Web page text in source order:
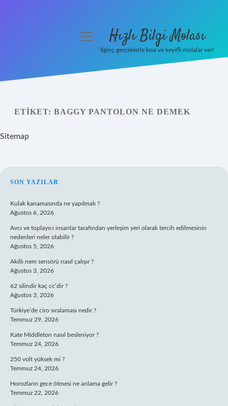
Yasal Uyarı
Hakkımızda
menüyüHızlı Bilgi Molası
İlginç gerçeklerle kısa ve keyifli molalar ver!
ETIKET: BAGGY PANTOLON NE DEMEK
Sitemap
SIDEBAR
SON YAZILAR
Kulak kanamasında ne yapılmalı ?
Ağustos 6, 2026
Avcı ve toplayıcı insanlar tarafından yerleşim yeri olarak tercih edilmesinin
nedenleri neler olabilir ?
Ağustos 5, 2026
Akıllı nem sensörü nasıl çalışır ?
Ağustos 3, 2026
62 silindir kaç cc’dir ?
Ağustos 3, 2026
Türkiye’de ciro sıralaması nedir ?
Temmuz 29, 2026
Kate Middleton nasıl besleniyor ?
Temmuz 24, 2026
250 volt yüksek mi ?
Temmuz 24, 2026
Horozların gece ötmesi ne anlama gelir ?
Temmuz 22, 2026